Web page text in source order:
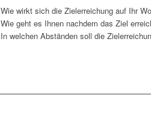
Wie wirkt sich die Zielerreichung auf Ihr
Wie geht es Ihnen nachdem das Ziel
In welchen Abständen soll die